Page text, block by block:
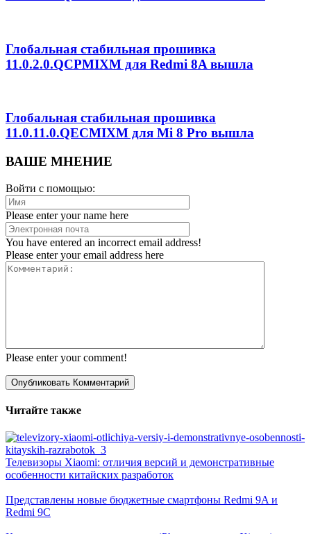
Глобальная стабильная прошивка
11.0.2.0.QCPMIXM для Redmi 8A вышла
Глобальная стабильная прошивка
11.0.11.0.QECMIXM для Mi 8 Pro вышла
ВАШЕ МНЕНИЕ
Войти с помощью:
Please enter your name here
You have entered an incorrect email address!
Please enter your email address here
Please enter your comment!
Читайте также
Телевизоры Xiaomi: отличия версий и демонстративные
особенности китайских разработок
Представлены новые бюджетные смартфоны Redmi 9A и
Redmi 9C